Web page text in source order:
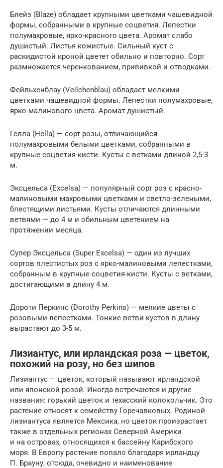
Блейз (Blaze) обладает крупными цветками чашевидной
формы, собранными в крупные соцветия. Лепестки
полумахровые, ярко-красного цвета. Аромат слабо
душистый. Листья кожистые. Сильный куст с
раскидистой кроной цветет обильно и повторно. Сорт
размножается черенкованием, прививкой и отводками.
Фейльхенблау (Veilchenblau) обладает мелкими
цветками чашевидной формы. Лепестки полумахровые,
ярко-малинового цвета. Аромат душистый.
Гелла (Hella) — сорт розы, отличающийся
полумахровыми белыми цветками, собранными в
крупные соцветия-кисти. Кусты с ветками длиной 2,5-3
м.
Эксцельса (Excelsa) — популярный сорт роз с красно-
малиновыми махровыми цветками и светло-зелеными,
блестящими листьями. Кусты отличаются длинными
ветвями — до 4 м и обильным цветением на
протяжении месяца.
Супер Эксцельса (Super Excelsa) — один из лучших
сортов плестистых роз с ярко-малиновыми лепестками,
собранным в крупные соцветия-кисти. Кусты с ветками,
достигающими в длину 4 м.
Дороти Перкинс (Dorothy Perkins) — мелкие цветы с
розовыми лепестками. Тонкие ветви кустов в длину
вырастают до 3-5 м.
Лизиантус, или ирландская роза — цветок,
похожий на розу, но без шипов
Лизиантус — цветок, который называют ирландской
или японской розой. Иногда встречаются и другие
названия: горький цветок и техасский колокольчик. Это
растение относят к семейству Горечавковых. Родиной
лизиантуса является Мексика, но цветок произрастает
также в отдельных регионах Северной Америки
и на островах, относящихся к бассейну Карибского
моря. В Европу растение попало благодаря ирландцу
П. Брауну, отсюда, очевидно и наименование